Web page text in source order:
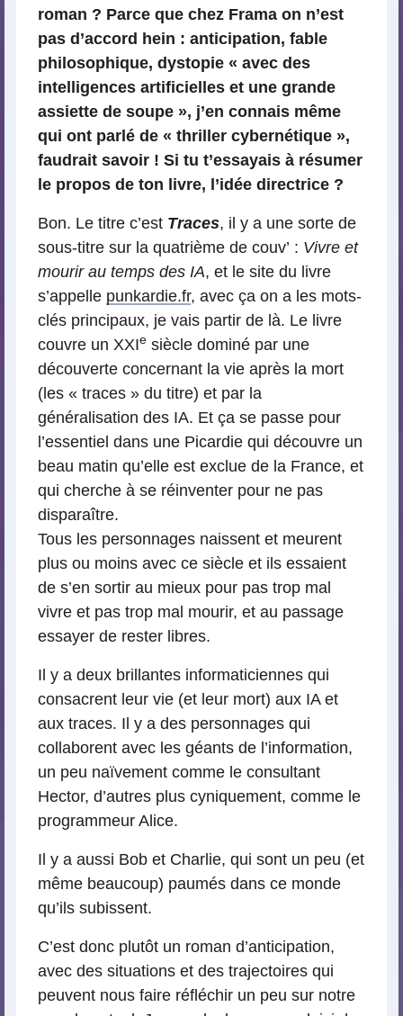
roman ? Parce que chez Frama on n’est
pas d’accord hein : anticipation, fable
philosophique, dystopie « avec des
intelligences artificielles et une grande
assiette de soupe », j’en connais même
qui ont parlé de « thriller cybernétique »,
faudrait savoir ! Si tu t’essayais à résumer
le propos de ton livre, l’idée directrice ?
Bon. Le titre c’est Traces, il y a une sorte de
sous-titre sur la quatrième de couv’ : Vivre et
mourir au temps des IA, et le site du livre
s’appelle punkardie.fr, avec ça on a les mots-
clés principaux, je vais partir de là. Le livre
couvre un XXIe siècle dominé par une
découverte concernant la vie après la mort
(les « traces » du titre) et par la
généralisation des IA. Et ça se passe pour
l’essentiel dans une Picardie qui découvre un
beau matin qu’elle est exclue de la France, et
qui cherche à se réinventer pour ne pas
disparaître.
Tous les personnages naissent et meurent
plus ou moins avec ce siècle et ils essaient
de s’en sortir au mieux pour pas trop mal
vivre et pas trop mal mourir, et au passage
essayer de rester libres.
Il y a deux brillantes informaticiennes qui
consacrent leur vie (et leur mort) aux IA et
aux traces. Il y a des personnages qui
collaborent avec les géants de l’information,
un peu naïvement comme le consultant
Hector, d’autres plus cyniquement, comme le
programmeur Alice.
Il y a aussi Bob et Charlie, qui sont un peu (et
même beaucoup) paumés dans ce monde
qu’ils subissent.
C’est donc plutôt un roman d’anticipation,
avec des situations et des trajectoires qui
peuvent nous faire réfléchir un peu sur notre